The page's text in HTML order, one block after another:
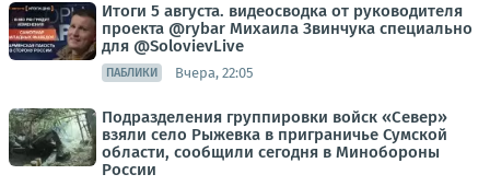
Итоги 5 августа. видеосводка от руководителя
проекта @rybar Михаила Звинчука специально
для @SolovievLive
ПАБЛИКИ Вчера, 22:05
Подразделения группировки войск «Север»
взяли село Рыжевка в приграничье Сумской
области, сообщили сегодня в Минобороны
России